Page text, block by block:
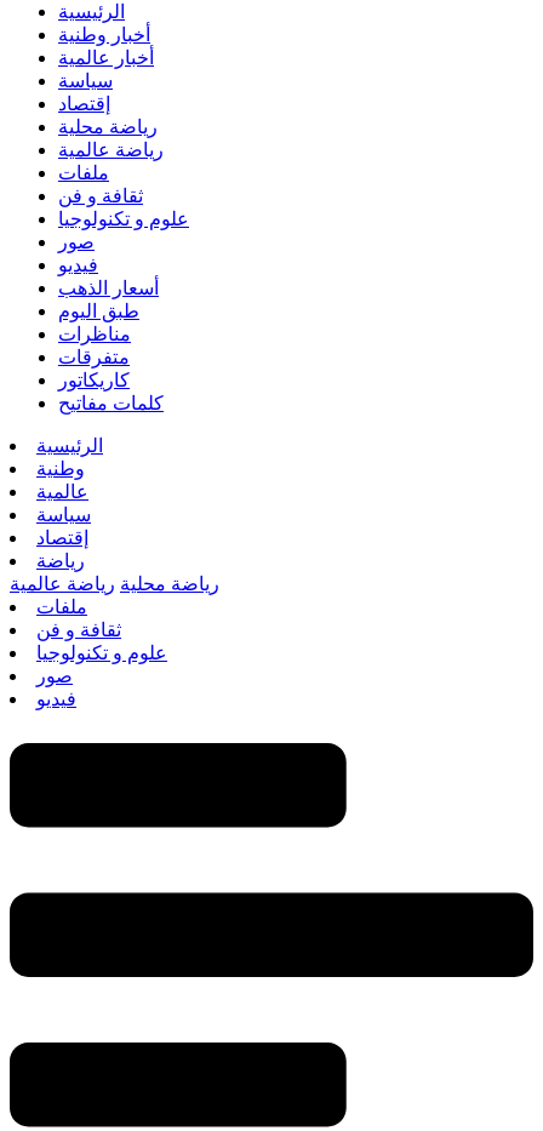
الرئيسية
أخبار وطنية
أخبار عالمية
سياسة
إقتصاد
رياضة محلية
رياضة عالمية
ملفات
ثقافة و فن
علوم و تكنولوجيا
صور
فيديو
أسعار الذهب
طبق اليوم
مناظرات
متفرقات
كاريكاتور
كلمات مفاتيح
الرئيسية
وطنية
عالمية
سياسة
إقتصاد
رياضة
رياضة محلية رياضة عالمية
ملفات
ثقافة و فن
علوم و تكنولوجيا
صور
فيديو